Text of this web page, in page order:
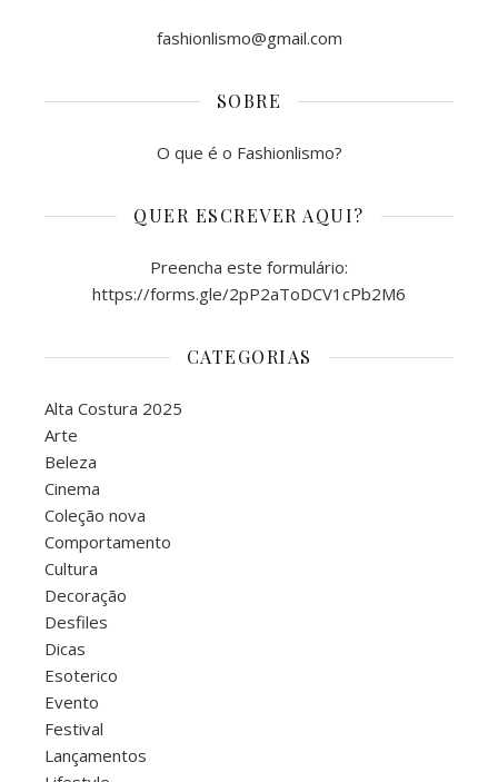
fashionlismo@gmail.com
SOBRE
O que é o Fashionlismo?
QUER ESCREVER AQUI?
Preencha este formulário:
https://forms.gle/2pP2aToDCV1cPb2M6
CATEGORIAS
Alta Costura 2025
Arte
Beleza
Cinema
Coleção nova
Comportamento
Cultura
Decoração
Desfiles
Dicas
Esoterico
Evento
Festival
Lançamentos